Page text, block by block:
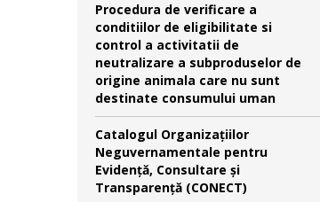
Procedura de verificare a
conditiilor de eligibilitate si
control a activitatii de
neutralizare a subproduselor de
origine animala care nu sunt
destinate consumului uman
Catalogul Organizațiilor
Neguvernamentale pentru
Evidență, Consultare și
Transparență (CONECT)